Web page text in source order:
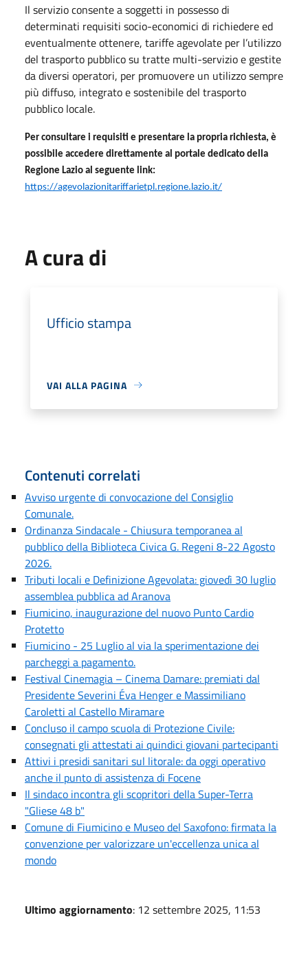
Il servizio consente a soggetti in possesso di
determinati requisiti socio-economici di richiedere ed
eventualmente ottenere, tariffe agevolate per l’utilizzo
del trasporto pubblico su tratte multi-servizio e gestite
da diversi operatori, per promuovere un utilizzo sempre
più diffuso, integrato e sostenibile del trasporto
pubblico locale.
Per consultare i requisiti e presentare la propria richiesta, è
possibile accedere direttamente al portale dedicato della
Regione Lazio al seguente link:
https://agevolazionitariffarietpl.regione.lazio.it/
A cura di
Ufficio stampa
VAI ALLA PAGINA
Contenuti correlati
Avviso urgente di convocazione del Consiglio
Comunale.
Ordinanza Sindacale - Chiusura temporanea al
pubblico della Biblioteca Civica G. Regeni 8-22 Agosto
2026.
Tributi locali e Definizione Agevolata: giovedì 30 luglio
assemblea pubblica ad Aranova
Fiumicino, inaugurazione del nuovo Punto Cardio
Protetto
Fiumicino - 25 Luglio al via la sperimentazione dei
parcheggi a pagamento.
Festival Cinemagia – Cinema Damare: premiati dal
Presidente Severini Éva Henger e Massimiliano
Caroletti al Castello Miramare
Concluso il campo scuola di Protezione Civile:
consegnati gli attestati ai quindici giovani partecipanti
Attivi i presidi sanitari sul litorale: da oggi operativo
anche il punto di assistenza di Focene
Il sindaco incontra gli scopritori della Super-Terra
"Gliese 48 b"
Comune di Fiumicino e Museo del Saxofono: firmata la
convenzione per valorizzare un'eccellenza unica al
mondo
Ultimo aggiornamento: 12 settembre 2025, 11:53